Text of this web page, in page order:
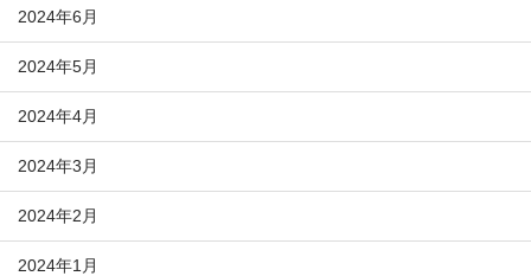
2024年6月
2024年5月
2024年4月
2024年3月
2024年2月
2024年1月